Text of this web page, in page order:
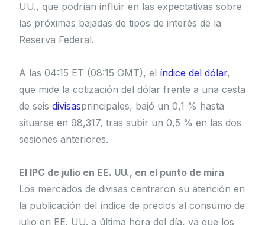
UU., que podrían influir en las expectativas sobre
las próximas bajadas de tipos de interés de la
Reserva Federal.
A las 04:15 ET (08:15 GMT), el índice del dólar,
que mide la cotización del dólar frente a una cesta
de seisdivisasprincipales, bajó un 0,1 % hasta
situarse en 98,317, tras subir un 0,5 % en las dos
sesiones anteriores.
El IPC de julio en EE. UU., en el punto de mira
Los mercados de divisas centraron su atención en
la publicación del índice de precios al consumo de
julio en EE. UU. a última hora del día, ya que los